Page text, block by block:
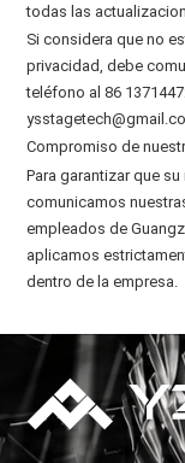
todas las
Si considera que no
privacidad, debe
teléfono al 86
Compromiso de
Para garantizar que
comunicamos
empleados de
aplicamos
dentro de la empresa.